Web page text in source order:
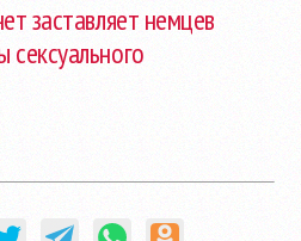
заставляет немцев
сексуального